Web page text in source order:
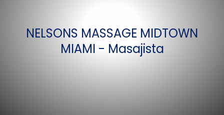
NELSONS MASSAGE MIDTOWN
MIAMI - Masajista